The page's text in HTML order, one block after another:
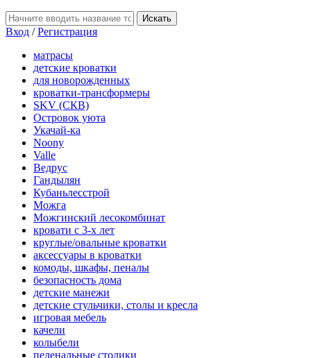
Вход /Регистрация
матрасы
детские кроватки
для новорожденных
кроватки-трансформеры
SKV (СКВ)
Островок уюта
Укачай-ка
Noony
Valle
Ведрус
Гандылян
Кубаньлесстрой
Можга
Можгинский лесокомбинат
кровати с 3-х лет
круглые/овальные кроватки
аксессуары в кроватки
комоды, шкафы, пеналы
безопасность дома
детские манежи
детские стульчики, столы и кресла
игровая мебель
качели
колыбели
пеленальные столики